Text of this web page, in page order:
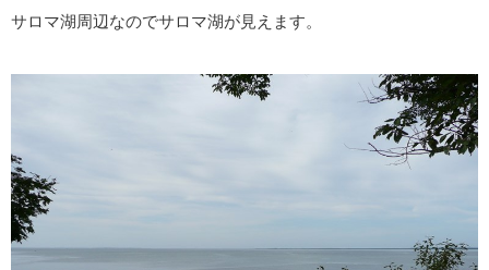
サロマ湖周辺なのでサロマ湖が見えます。